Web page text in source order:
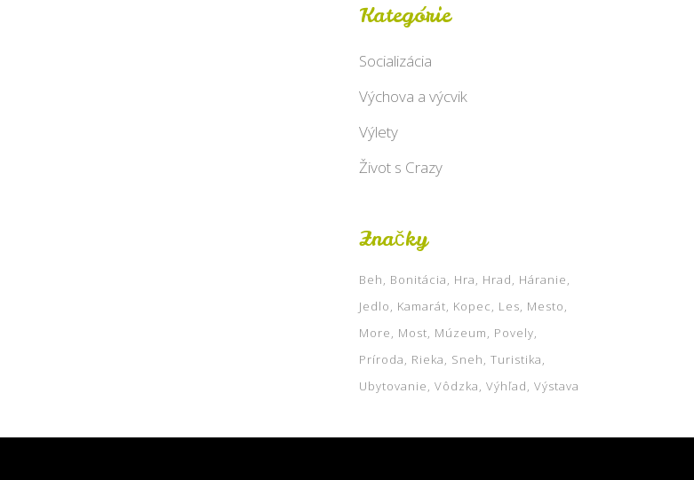
Kategórie
Socializácia
Výchova a výcvik
Výlety
Život s Crazy
Značky
Beh Bonitácia Hra Hrad
Háranie
Jedlo
Kamarát Kopec Les Mesto
More
Most Múzeum
Povely
Príroda
Rieka Sneh Turistika
Ubytovanie Vôdzka Výhľad Výstava